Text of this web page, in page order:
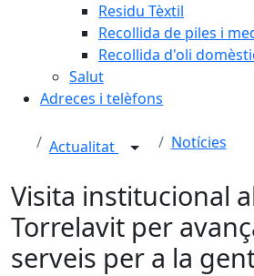
Residu Tèxtil
Recollida de piles i
Recollida d'oli
Salut
Adreces i telèfons
Actualitat Notícies
Visita institucional
Torrelavit per
serveis per a la